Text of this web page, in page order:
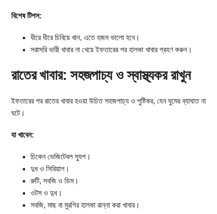
বিশেষ টিপস:
ধীরে ধীরে চিবিয়ে খান, এতে হজম ভালো হবে।
সরাসরি ভারী খাবার না খেয়ে ইফতারের পর হালকা খাবার গ্রহণ করুন।
রাতের খাবার: সহজপাচ্য ও স্বাস্থ্যকর রাখুন
ইফতারের পর রাতের খাবার হওয়া উচিত সহজপাচ্য ও পুষ্টিকর, যেন ঘুমের ব্যাঘাত না
ঘটে।
যা খাবেন:
চিকেন ভেজিটেবল স্যুপ।
দুধ ও সিরিয়াল।
রুটি, সবজি ও ডিম।
ওটস ও দুধ।
সবজি, মাছ বা মুরগির হালকা রান্না করা খাবার।